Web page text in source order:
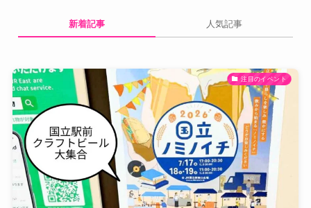
新着記事 人気記事
注目のイベント